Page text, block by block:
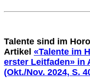
Talente sind im
Artikel «Talente im
erster Leitfaden» in
(Okt./Nov. 2024, S.